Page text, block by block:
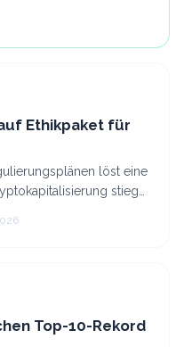
Ethikpaket für
löst eine
stieg
Top-10-Rekord